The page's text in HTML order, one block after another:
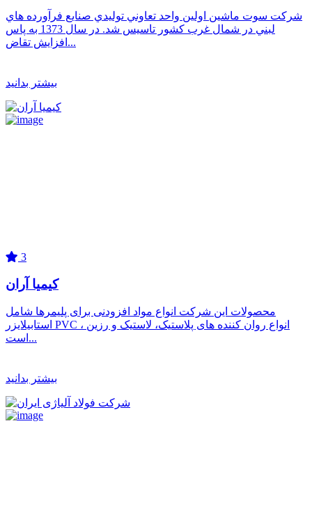
شرکت سوت ماشین اولين واحد تعاوني توليدي صنايع فرآورده هاي
لبني در شمال غرب کشور تاسيس شد. در سال 1373 به پاس
افزایش تقاض...
بیشتر بدانید
3
کیمیا آران
محصولات این شرکت انواع مواد افزودنی برای پلیمرها شامل
استابیلایزر PVC ، انواع روان کننده های پلاستیک، لاستیک و رزین
است...
بیشتر بدانید